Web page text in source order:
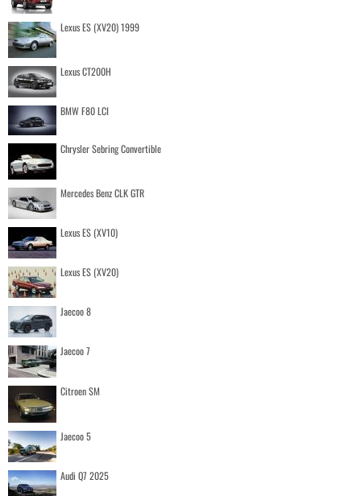
Lexus ES (XV20) 1999
Lexus CT200H
BMW F80 LCI
Chrysler Sebring Convertible
Mercedes Benz CLK GTR
Lexus ES (XV10)
Lexus ES (XV20)
Jaecoo 8
Jaecoo 7
Citroen SM
Jaecoo 5
Audi Q7 2025